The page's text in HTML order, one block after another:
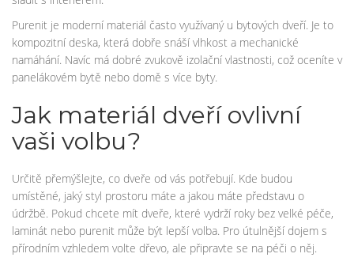
Purenit je moderní materiál často využívaný u bytových dveří. Je to
kompozitní deska, která dobře snáší vlhkost a mechanické
namáhání. Navíc má dobré zvukově izolační vlastnosti, což oceníte v
panelákovém bytě nebo domě s více byty.
Jak materiál dveří ovlivní
vaši volbu?
Určitě přemýšlejte, co dveře od vás potřebují. Kde budou
umístěné, jaký styl prostoru máte a jakou máte představu o
údržbě. Pokud chcete mít dveře, které vydrží roky bez velké péče,
laminát nebo purenit může být lepší volba. Pro útulnější dojem s
přírodním vzhledem volte dřevo, ale připravte se na péči o něj.